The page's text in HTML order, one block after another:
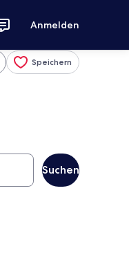
Anmelden
Speichern
Suchen